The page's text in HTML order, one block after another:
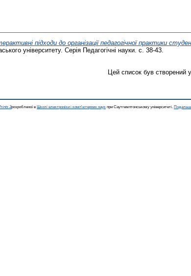
підходи до організації педагогічної практики
університету. Серія Педагогічні науки. с. 38-43.
Цей список був створений у
3розробленої в Школі електроніки і комп'ютерних наук при Саутгемптонському університеті.